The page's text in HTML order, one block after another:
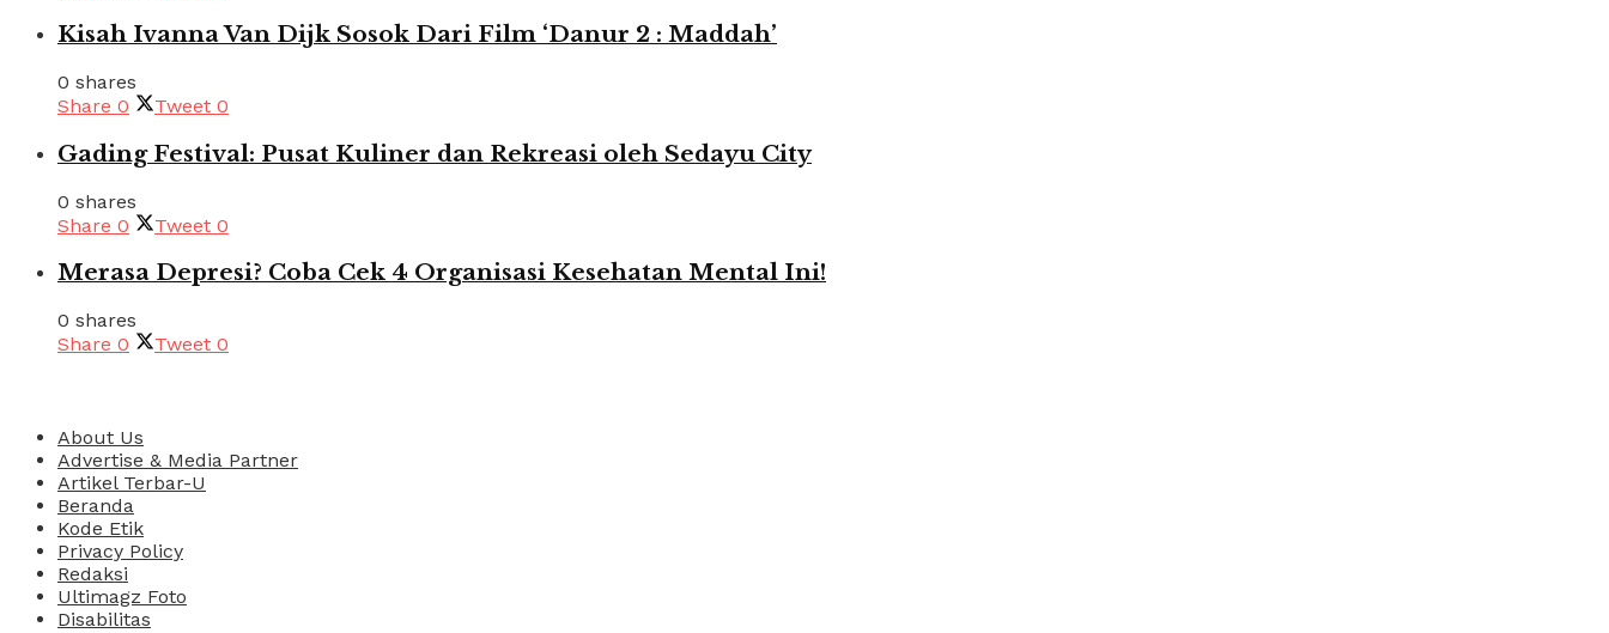
Kisah Ivanna Van Dijk Sosok Dari Film ‘Danur 2 : Maddah’
0 shares
Share 0 Tweet 0
Gading Festival: Pusat Kuliner dan Rekreasi oleh Sedayu City
0 shares
Share 0 Tweet 0
Merasa Depresi? Coba Cek 4 Organisasi Kesehatan Mental Ini!
0 shares
Share 0 Tweet 0
About Us
Advertise & Media Partner
Artikel Terbar-U
Beranda
Kode Etik
Privacy Policy
Redaksi
Ultimagz Foto
Disabilitas